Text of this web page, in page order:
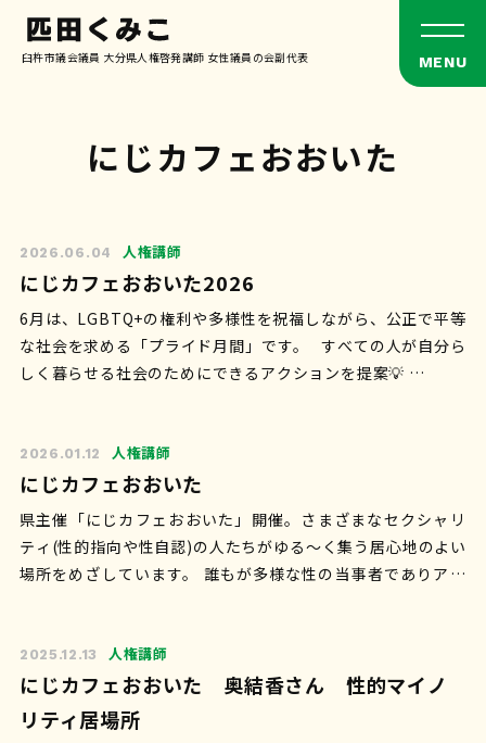
臼杵市議会議員 大分県人権啓発講師 女性議員の会副代表
にじカフェおおいた
2026.06.04 人権講師
にじカフェおおいた2026
6月は、LGBTQ+の権利や多様性を祝福しながら、公正で平等
な社会を求める「プライド月間」です。 すべての人が自分ら
しく暮らせる社会のためにできるアクションを提案💡 …
2026.01.12 人権講師
にじカフェおおいた
県主催「にじカフェおおいた」開催。さまざまなセクシャリ
ティ(性的指向や性自認)の人たちがゆる〜く集う居心地のよい
場所をめざしています。 誰もが多様な性の当事者でありアラ
2025.12.13 人権講師
にじカフェおおいた 奥結香さん 性的マイノ
リティ居場所